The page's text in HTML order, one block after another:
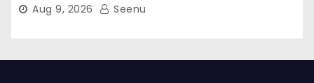
Aug 9, 2026 Seenu